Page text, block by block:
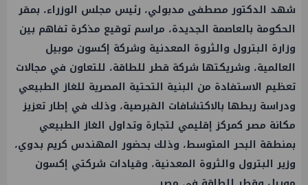
شهد الدكتور مصطفى مدبولي، رئيس مجلس الوزراء، بمقر
الحكومة بالعاصمة الجديدة، مراسم توقيع مذكرة تفاهم بين
وزارة البترول والثروة المعدنية وشركة إكسون موبيل
العالمية، وشريكتها شركة قطر للطاقة، للتعاون في مجالات
تعظيم الاستفادة من البنية التحتية المصرية للغاز الطبيعي
ودراسة ربطها بالاكتشافات القبرصية، وذلك في إطار تعزيز
مكانة مصر كمركز إقليمي لتجارة وتداول الغاز الطبيعي
بمنطقة البحر المتوسط، وذلك بحضور المهندس كريم بدوي،
وزير البترول والثروة المعدنية، وقيادات شركتي إكسون